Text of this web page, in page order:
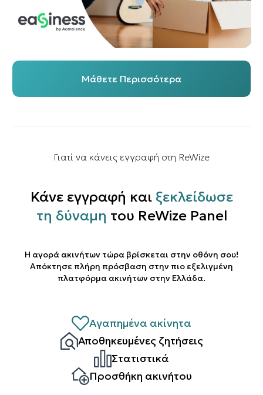
Μάθετε Περισσότερα
Γιατί να κάνεις εγγραφή στη ReWize
Κάνε εγγραφή και ξεκλείδωσε
τη δύναμη του ReWize Panel
Η αγορά ακινήτων τώρα βρίσκεται στην οθόνη σου!
Απόκτησε πλήρη πρόσβαση στην πιο εξελιγμένη
πλατφόρμα ακινήτων στην Ελλάδα.
Αγαπημένα ακίνητα
Αποθηκευμένες ζητήσεις
Στατιστικά
Προσθήκη ακινήτου